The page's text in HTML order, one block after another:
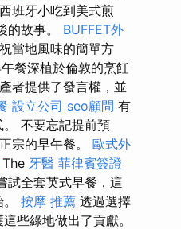
班牙小吃到美式煎
的故事。 BUFFET外
當地風味的簡單方
餐深植於倫敦的烹飪
者提供了發言權，並
設立公司 seo顧問 有
不要忘記提前預
宗的早午餐。 歐式外
The 牙醫 菲律賓簽證
試全套英式早餐，這
按摩 推薦 透過選擇
些綠地做出了貢獻。